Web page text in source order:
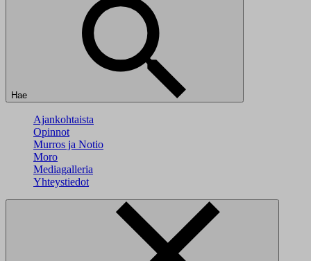
Hae
Ajankohtaista
Opinnot
Murros ja Notio
Moro
Mediagalleria
Yhteystiedot